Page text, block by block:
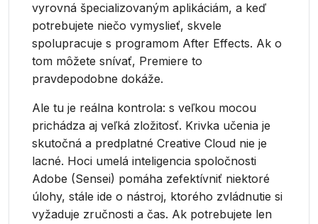
vyrovná špecializovaným aplikáciám, a keď
potrebujete niečo vymyslieť, skvele
spolupracuje s programom After Effects. Ak o
tom môžete snívať, Premiere to
pravdepodobne dokáže.
Ale tu je reálna kontrola: s veľkou mocou
prichádza aj veľká zložitosť. Krivka učenia je
skutočná a predplatné Creative Cloud nie je
lacné. Hoci umelá inteligencia spoločnosti
Adobe (Sensei) pomáha zefektívniť niektoré
úlohy, stále ide o nástroj, ktorého zvládnutie si
vyžaduje zručnosti a čas. Ak potrebujete len